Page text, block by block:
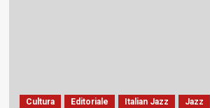
Jazz
Cultura Editoriale Italian Jazz Jazz